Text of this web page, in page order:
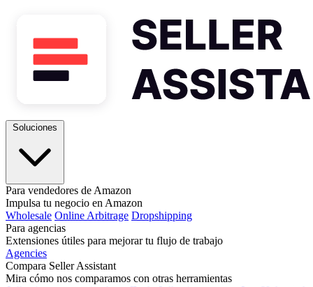
Para vendedores de Amazon
Impulsa tu negocio en Amazon
Wholesale Online Arbitrage Dropshipping
Para agencias
Extensiones útiles para mejorar tu flujo de trabajo
Agencies
Compara Seller Assistant
Mira cómo nos comparamos con otras herramientas